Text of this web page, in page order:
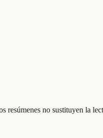
resúmenes no sustituyen la